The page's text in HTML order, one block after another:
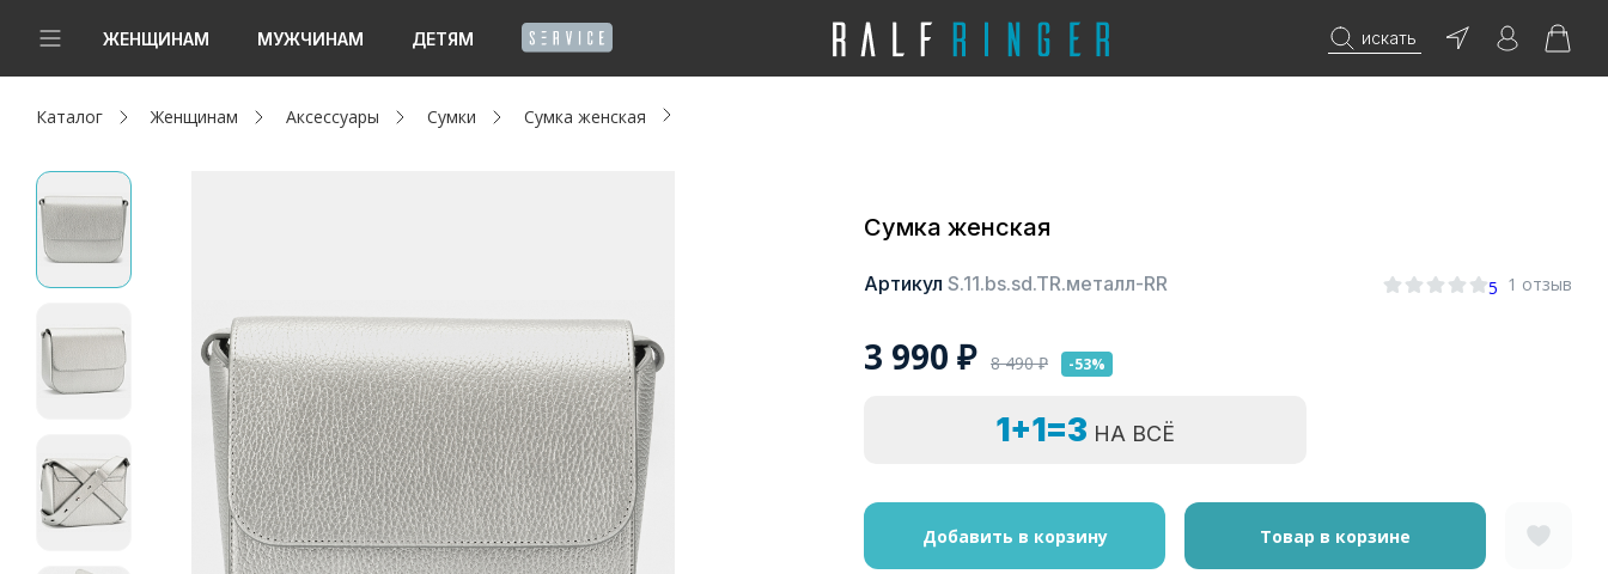
ЖЕНЩИНАМ МУЖЧИНАМ ДЕТЯМ искать
Новинки
Женщинам
Мужчинам
Капсула
Акции / Новости
Адреса магазинов
Каталог Женщинам Аксессуары Сумки Сумка женская
Сумка женская
Артикул S.11.bs.sd.TR.металл-RR 5 1 отзыв
3 990 ₽ 8 490₽ -53%
1+1=3 НА ВСЁ
Добавить в корзину Товар в корзине